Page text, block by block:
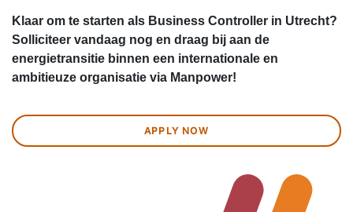
Klaar om te starten als Business Controller in Utrecht?
Solliciteer vandaag nog en draag bij aan de
energietransitie binnen een internationale en
ambitieuze organisatie via Manpower!
APPLY NOW